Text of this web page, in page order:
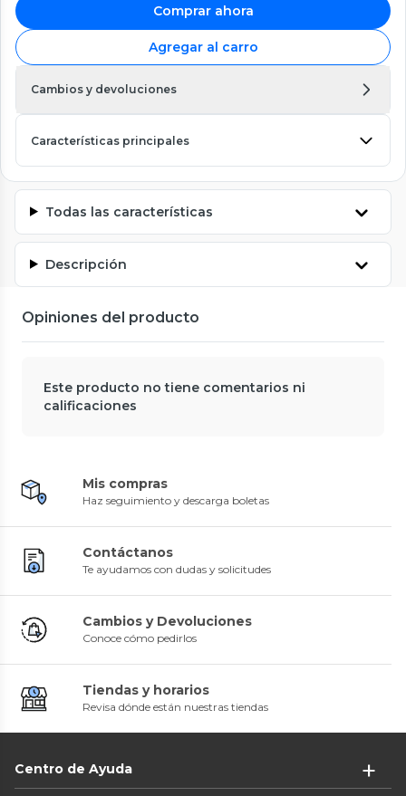
Comprar ahora
Agregar al carro
Cambios y devoluciones
Características principales
Todas las características
Descripción
Opiniones del producto
Este producto no tiene comentarios ni
calificaciones
Mis compras
Haz seguimiento y descarga boletas
Contáctanos
Te ayudamos con dudas y solicitudes
Cambios y Devoluciones
Conoce cómo pedirlos
Tiendas y horarios
Revisa dónde están nuestras tiendas
Centro de Ayuda